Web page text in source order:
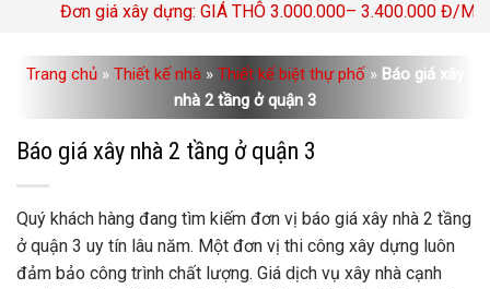
giá xây dựng: GIÁ THÔ 3.000.000– 3.400.000 Đ/M2 TRỌN
Trang chủ » Thiết kế nhà » Thiết kế biệt thự phố » Báo giá xây
nhà 2 tầng ở quận 3
Báo giá xây nhà 2 tầng ở quận 3
Quý khách hàng đang tìm kiếm đơn vị báo giá xây nhà 2 tầng
ở quận 3 uy tín lâu năm. Một đơn vị thi công xây dựng luôn
đảm bảo công trình chất lượng. Giá dịch vụ xây nhà cạnh